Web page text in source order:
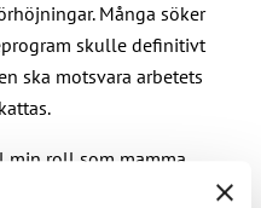
Många söker
skulle definitivt
ska motsvara arbetets
roll som mamma,
om mina pojkar